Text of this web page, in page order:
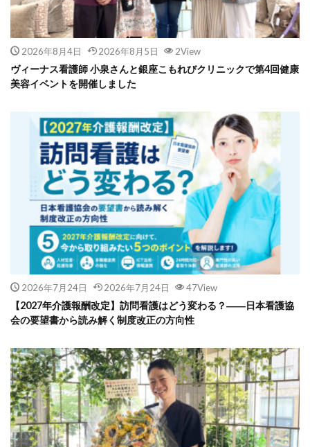
2026年8月4日 2026年8月5日 2View
ヴィーナス看護師 小泉さんと銀座こもれびクリニックで第4回健康
美容イベントを開催しました
2026年7月24日 2026年7月24日 47View
【2027年介護報酬改定】訪問看護はどう変わる？――日本看護協
会の要望書から読み解く制度改正の方向性